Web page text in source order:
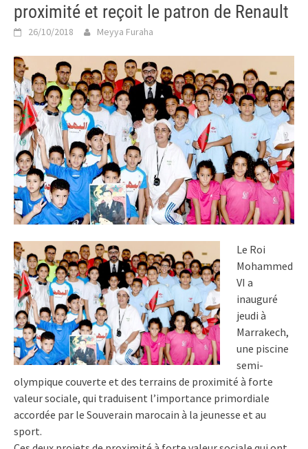
proximité et reçoit le patron de Renault
26/10/2018 Meyya Furaha
Le Roi
Mohammed
VI a
inauguré
jeudi à
Marrakech,
une piscine
semi-
olympique couverte et des terrains de proximité à forte
valeur sociale, qui traduisent l’importance primordiale
accordée par le Souverain marocain à la jeunesse et au
sport.